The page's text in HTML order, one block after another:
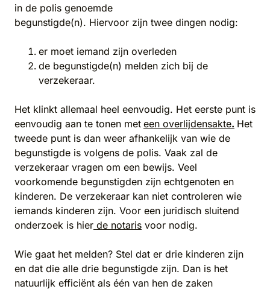
in de polis genoemde
begunstigde(n). Hiervoor zijn twee dingen nodig:
er moet iemand zijn overleden
de begunstigde(n) melden zich bij de
verzekeraar.
Het klinkt allemaal heel eenvoudig. Het eerste punt is
eenvoudig aan te tonen met een overlijdensakte. Het
tweede punt is dan weer afhankelijk van wie de
begunstigde is volgens de polis. Vaak zal de
verzekeraar vragen om een bewijs. Veel
voorkomende begunstigden zijn echtgenoten en
kinderen. De verzekeraar kan niet controleren wie
iemands kinderen zijn. Voor een juridisch sluitend
onderzoek is hier de notaris voor nodig.
Wie gaat het melden? Stel dat er drie kinderen zijn
en dat die alle drie begunstigde zijn. Dan is het
natuurlijk efficiënt als één van hen de zaken